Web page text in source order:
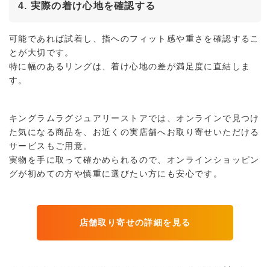
4. 実際の着け心地を確認する
可能であれば試着し、指へのフィット感や重さを確認するこ
とが大切です。
特に幅のあるリングは、着け心地の差が満足度に直結しま
す。
キングラムラグジュアリーストアでは、オンラインで見つけ
た気になる商品を、お近くの実店舗へお取り寄せいただける
サービスもご用意。
実物を手に取って確かめられるので、オンラインショッピン
グが初めての方や慎重に選びたい方にも安心です。
店舗取り寄せの詳細を見る